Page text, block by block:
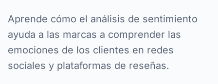
Aprende cómo el análisis de sentimiento
ayuda a las marcas a comprender las
emociones de los clientes en redes
sociales y plataformas de reseñas.